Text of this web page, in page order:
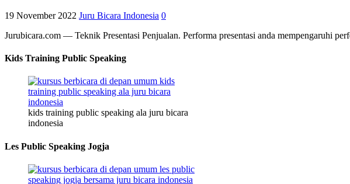
19 November 2022 Juru Bicara Indonesia 0
Jurubicara.com — Teknik Presentasi Penjualan. Performa presentasi anda mempengaruhi
Kids Training Public Speaking
kids training public speaking ala juru bicara
indonesia
Les Public Speaking Jogja